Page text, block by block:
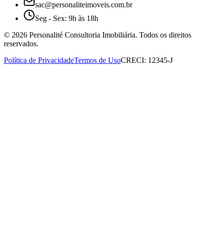
sac@personaliteimoveis.com.br
Seg - Sex: 9h às 18h
© 2026 Personalité Consultoria Imobiliária. Todos os direitos
reservados.
Política de PrivacidadeTermos de UsoCRECI: 12345-J